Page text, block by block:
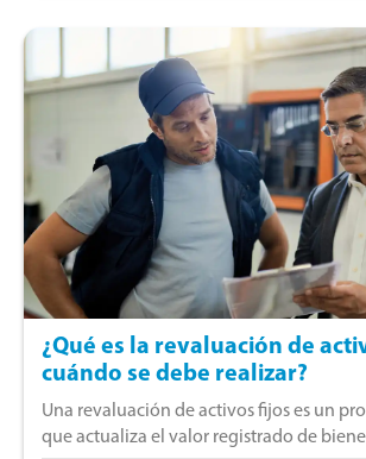
¿Qué es la revaluación de
cuándo se debe realizar?
Una revaluación de activos fijos es un
que actualiza el valor registrado de